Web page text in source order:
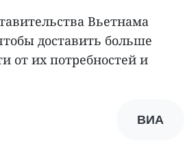
Вьетнама
доставить больше
от их потребностей и
ВИА